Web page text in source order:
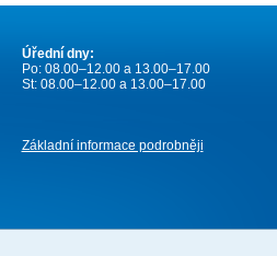
Úřední dny:
Po: 08.00–12.00 a 13.00–17.00
St: 08.00–12.00 a 13.00–17.00
Základní informace podrobněji